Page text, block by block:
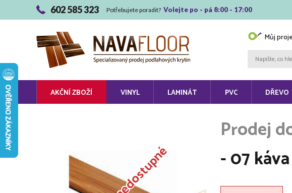
602 585 323 Potřebujete poradit? Volejte po - pá 8:00 - 17:00
Můj
AKČNÍ ZBOŽÍ VINYL LAMINÁT PVC DŘEVO
- 07 káva